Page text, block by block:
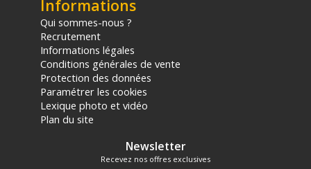
Informations
Qui sommes-nous ?
Recrutement
Informations légales
Conditions générales de vente
Protection des données
Paramétrer les cookies
Lexique photo et vidéo
Plan du site
Newsletter
Recevez nos offres exclusives